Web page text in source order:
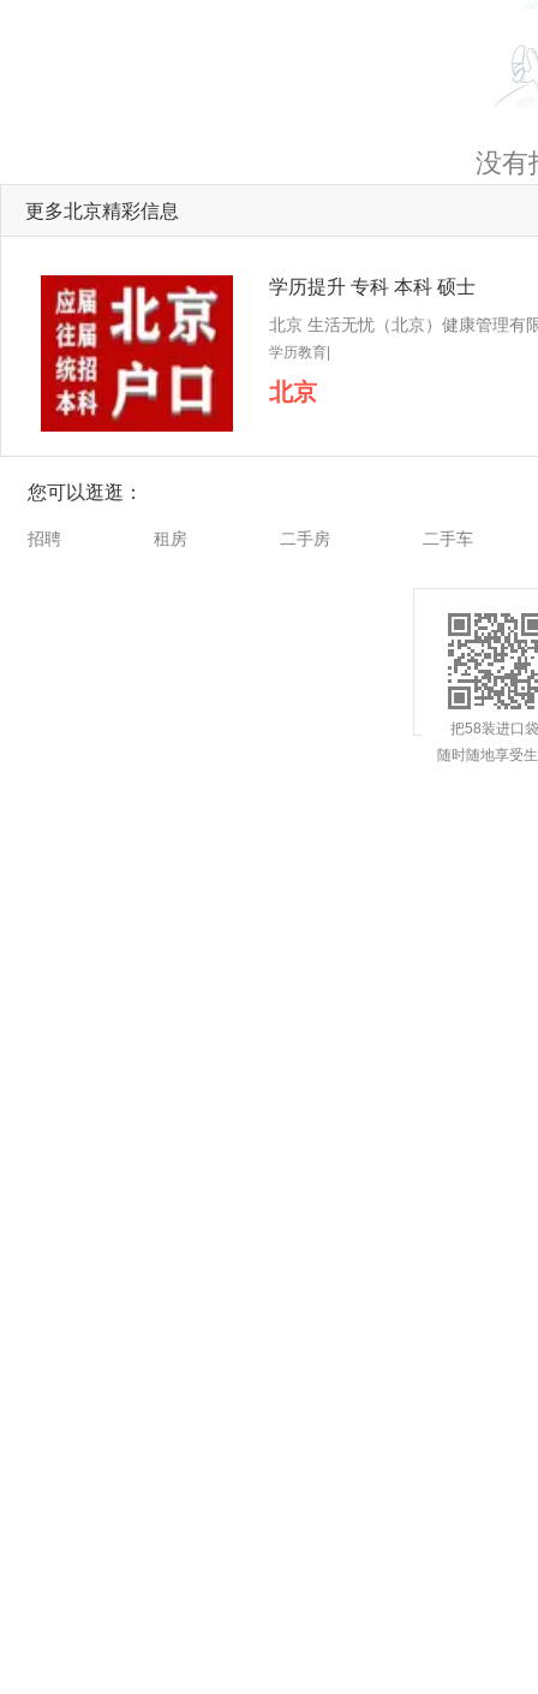
没有
更多北京精彩信息
学历提升 专科 本科 硕士
学历教育|
北京
您可以逛逛：
招聘 租房 二手房 二手车
把58装进口袋
随时随地享受